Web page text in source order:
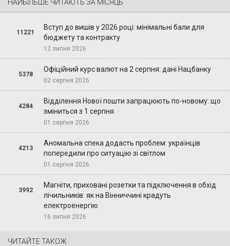
НАЙБІЛЬШЕ ЧИТАЮТЬ ЗА МІСЯЦЬ
11221
Вступ до вишів у 2026 році: мінімальні бали для
бюджету та контракту
12 липня 2026
5378
Офіційний курс валют на 2 серпня: дані Нацбанку
02 серпня 2026
4284
Відділення Нової пошти запрацюють по-новому: що
зміниться з 1 серпня
01 серпня 2026
4213
Аномальна спека додасть проблем: українців
попередили про ситуацію зі світлом
01 серпня 2026
3992
Магніти, приховані розетки та підключення в обхід
лічильників: як на Вінниччині крадуть
електроенергію
16 липня 2026
ЧИТАЙТЕ ТАКОЖ